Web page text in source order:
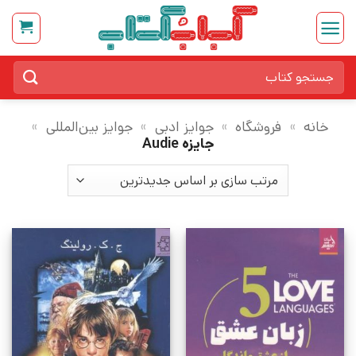
Skip
content
برای:
خانه » فروشگاه » جوایز ادبی » جوایز بین‌المللی »
جایزه Audie